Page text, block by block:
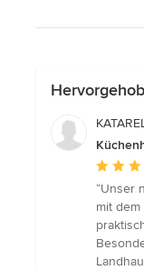
5
von
5
Sternen
“Unser
mit